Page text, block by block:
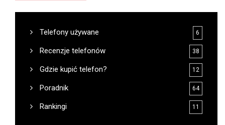
Telefony używane 6
Recenzje telefonów 38
Gdzie kupić telefon? 12
Poradnik 64
Rankingi 11